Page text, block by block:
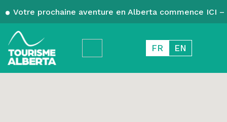
Votre prochaine aventure en Alberta commence ICI
FR EN